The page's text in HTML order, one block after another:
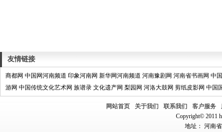
友情链接
商都网 中国网河南频道 印象河南网 新华网河南频道 河南豫剧网 河南省书画网 中
游网 中国传统文化艺术网 族谱录 文化遗产网 梨园网 河洛大鼓网 剪纸皮影网 中国
网站首页 关于我们 联系我们 客户服务
Copyright© 2011
地址： 河南